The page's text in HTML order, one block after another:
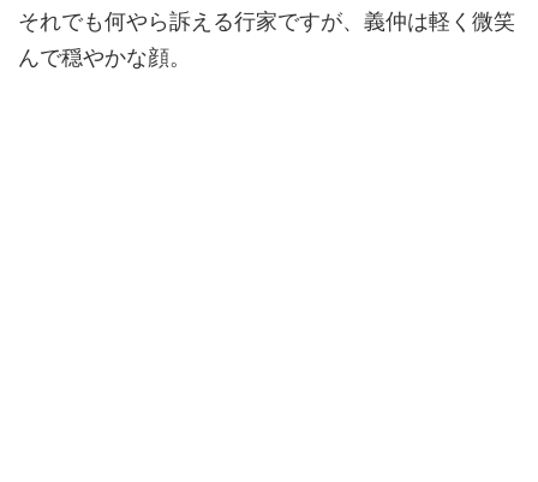
それでも何やら訴える行家ですが、義仲は軽く微笑
んで穏やかな顔。